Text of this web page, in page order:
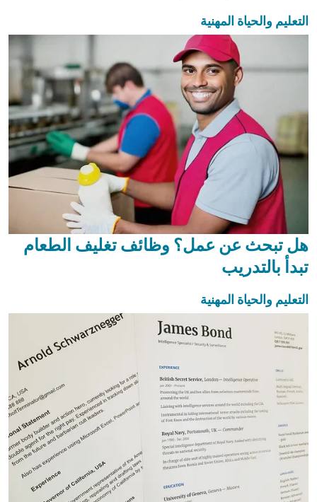
التعليم والحياة المهنية
هل تبحث عن عمل؟ وظائف تغليف الطعام
تبدأ بالتدريب
التعليم والحياة المهنية